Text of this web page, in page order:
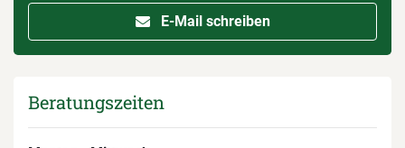
E-Mail schreiben
Beratungszeiten